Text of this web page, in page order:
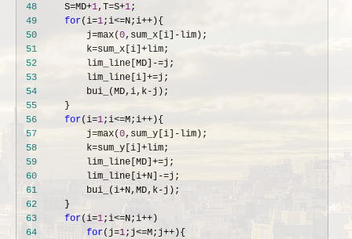
48
     S=MD+
1,T=S+1
49
for(i=1;i<=N;i++
50
         j=max(
0,sum_x[i]-
51
         k=sum_x[i]+
52
         lim_line[MD]-=
53
         lim_line[i]+=
54
         bui_(MD,i,k-
55
56
for(i=1;i<=M;i++
57
         j=max(
0,sum_y[i]-
58
         k=sum_y[i]+
59
         lim_line[MD]+=
60
         lim_line[i+N]-=
61
         bui_(i+N,MD,k-
62
63
for(i=1;i<=N;i++
64
for(j=1;j<=M;j++